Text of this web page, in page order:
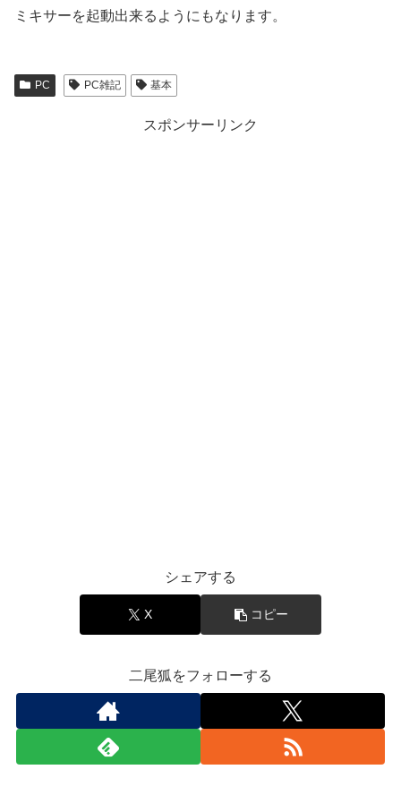
ミキサーを起動出来るようにもなります。
PC PC雑記 基本
スポンサーリンク
シェアする
X コピー
二尾狐をフォローする